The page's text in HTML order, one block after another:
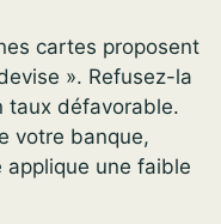
cartes proposent
». Refusez-la
taux défavorable.
votre banque,
applique une faible